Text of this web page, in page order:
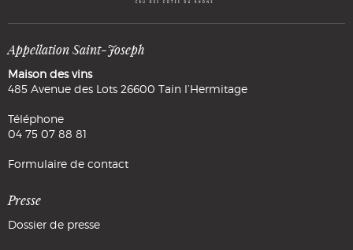
Appellation Saint-Joseph
Maison des vins
485 Avenue des Lots 26600 Tain l’Hermitage
Téléphone
04 75 07 88 81
Formulaire de contact
Presse
Dossier de presse